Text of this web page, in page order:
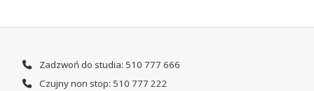
Zadzwoń do studia: 510 777 666
Czujny non stop: 510 777 222